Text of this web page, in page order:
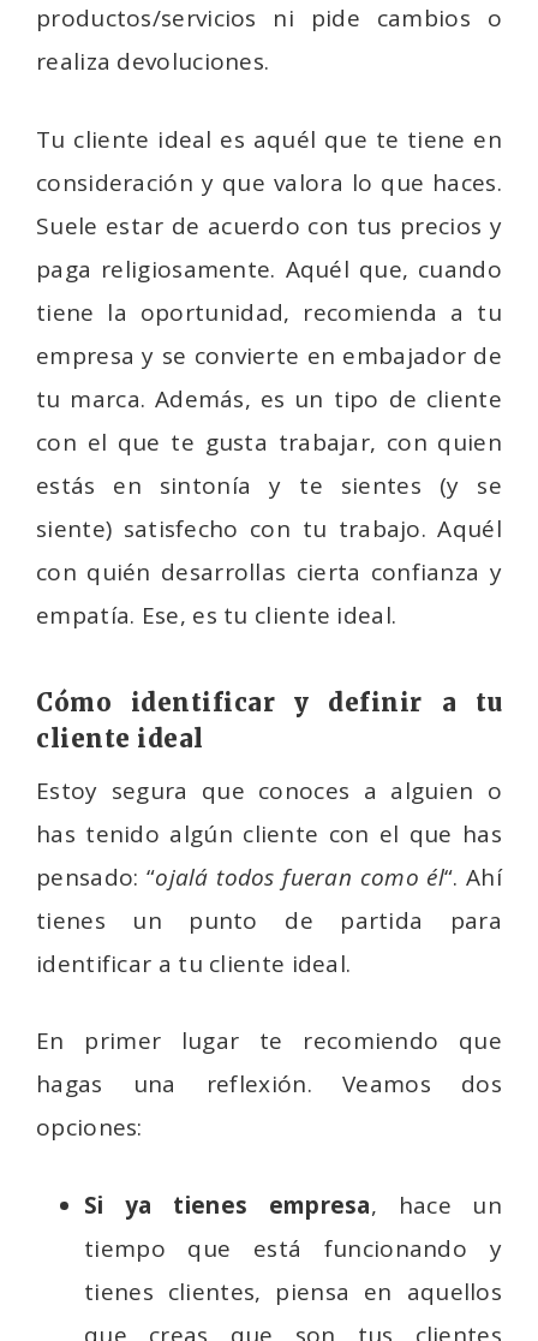
productos/servicios ni pide cambios o
realiza devoluciones.
Tu cliente ideal es aquél que te tiene en
consideración y que valora lo que haces.
Suele estar de acuerdo con tus precios y
paga religiosamente. Aquél que, cuando
tiene la oportunidad, recomienda a tu
empresa y se convierte en embajador de
tu marca. Además, es un tipo de cliente
con el que te gusta trabajar, con quien
estás en sintonía y te sientes (y se
siente) satisfecho con tu trabajo. Aquél
con quién desarrollas cierta confianza y
empatía. Ese, es tu cliente ideal.
Cómo identificar y definir a tu
cliente ideal
Estoy segura que conoces a alguien o
has tenido algún cliente con el que has
pensado: “ojalá todos fueran como él“. Ahí
tienes un punto de partida para
identificar a tu cliente ideal.
En primer lugar te recomiendo que
hagas una reflexión. Veamos dos
opciones:
Si ya tienes empresa, hace un
tiempo que está funcionando y
tienes clientes, piensa en aquellos
que creas que son tus clientes